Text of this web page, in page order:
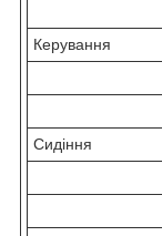
Керування
Сидіння